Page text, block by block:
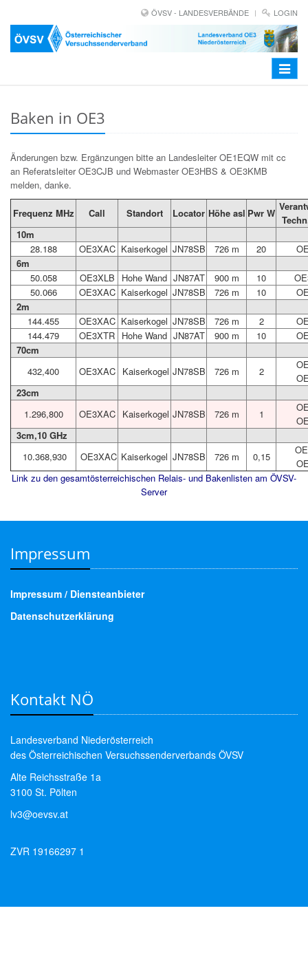
ÖVSV - LANDESVERBÄNDE LOGIN
Toggle
Baken in OE3
Änderungen bzw. Ergänzungen bitte an Landesleiter OE1EQW mit cc
an Referatsleiter OE3CJB und Webmaster OE3HBS & OE3KMB
melden, danke.
Frequenz MHz Call Standort Locator Höhe asl Pwr W
10m
28.188
OE3XAC Kaiserkogel JN78SB 726 m 20
6m
50.058
OE3XLB Hohe Wand JN87AT 900 m 10
50.066
OE3XAC Kaiserkogel JN78SB 726 m 10
2m
144.455
OE3XAC Kaiserkogel JN78SB 726 m 2
144.479
OE3XTR Hohe Wand JN87AT 900 m 10
70cm
432,400
OE3XAC Kaiserkogel JN78SB 726 m 2
23cm
1.296,800
OE3XAC Kaiserkogel JN78SB 726 m 1
3cm,10 GHz
10.368,930
OE3XAC Kaiserkogel JN78SB 726 m 0,15
Link zu den gesamtösterreichischen Relais- und Bakenlisten am ÖVSV-
Server
Impressum
Impressum / Diensteanbieter
Datenschutzerklärung
Kontakt NÖ
Landesverband Niederösterreich
des Österreichischen Versuchssenderverbands ÖVSV
Alte Reichsstraße 1a
3100 St. Pölten
lv3@oevsv.at
ZVR 19166297 1